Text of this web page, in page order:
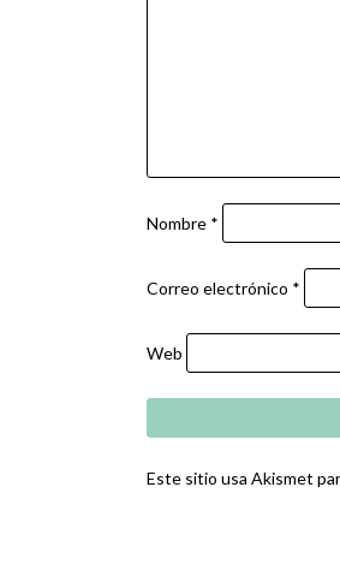
Nombre *
Correo electrónico *
Web
Este sitio usa Akismet